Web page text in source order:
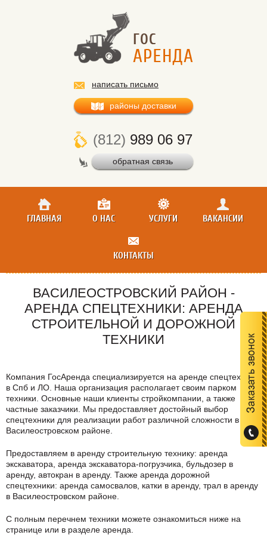
написать письмо
районы доставки
(812) 989 06 97
обратная связь
ГЛАВНАЯ О НАС УСЛУГИ ВАКАНСИИ
КОНТАКТЫ
ВАСИЛЕОСТРОВСКИЙ РАЙОН -
АРЕНДА СПЕЦТЕХНИКИ: АРЕНДА
СТРОИТЕЛЬНОЙ И ДОРОЖНОЙ
ТЕХНИКИ
Компания ГосАренда специализируется на аренде спецтехники
в Спб и ЛО. Наша организация располагает своим парком
техники. Основные наши клиенты стройкомпании, а также
частные заказчики. Мы предоставляет достойный выбор
спецтехники для реализации работ различной сложности в
Василеостровском районе.
Предоставляем в аренду строительную технику: аренда
экскаватора, аренда экскаватора-погрузчика, бульдозер в
аренду, автокран в аренду. Также аренда дорожной
спецтехники: аренда самосвалов, катки в аренду, трал в аренду
в Василеостровском районе.
C полным перечнем техники можете ознакомиться ниже на
странице или в разделе аренда.